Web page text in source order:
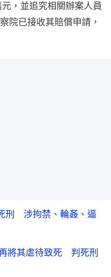
，並追究相關辦案人員
院已接收其賠償申請，
刑 涉拘禁、輪姦、逼
將其虐待致死 判死刑